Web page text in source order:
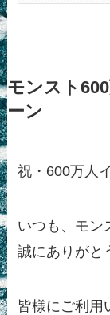
モンスト
ーン
祝・600万人
いつも、モン
誠にありがと
皆様にご利用